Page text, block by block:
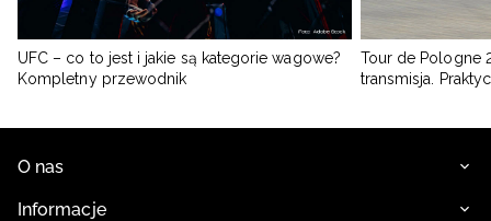
UFC – co to jest i jakie są kategorie wagowe?
Kompletny przewodnik
Tour de Pologne
transmisja.
O nas
Informacje